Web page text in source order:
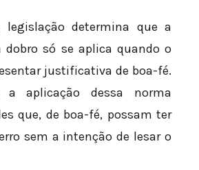
legislação determina que a
dobro só se aplica quando o
justificativa de boa-fé.
a aplicação dessa norma
que, de boa-fé, possam ter
sem a intenção de lesar o